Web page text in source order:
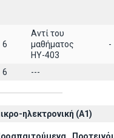
6
Αντί του
μαθήματος
ΗΥ-403
-
6 ---
ηλεκτρονική (A1)